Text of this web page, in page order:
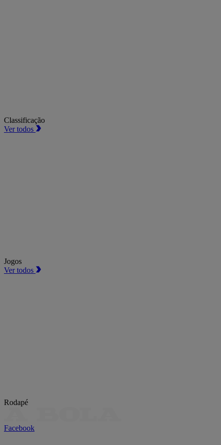
Classificação
Ver todos
Jogos
Ver todos
Rodapé
Facebook